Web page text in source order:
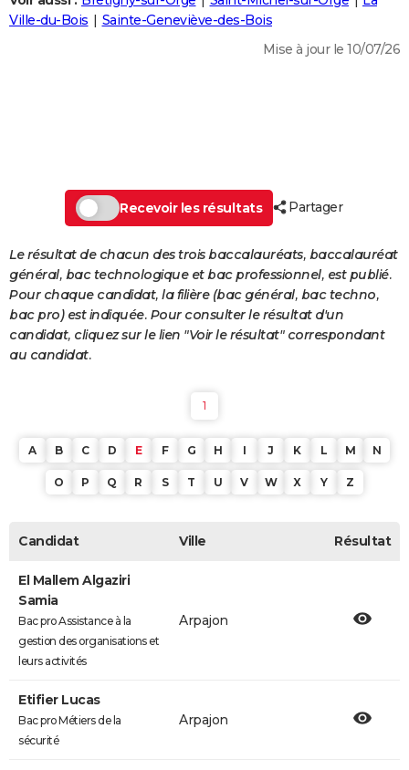
Destinations
City break
Voyage nature
Voyage de noces
Forum
Climat
+
PHOTO
Dictionnaire
PROGRAMME TV
S'inscrire
Se connecter
Lycées
Collèges
Primaires
Universités
Entreprises
Service militaire
Avis de recherche
AVIS DE DÉCÈS
FORUM
Bricolage
Lifestyle
Culture
Sport
Auto
Television
Voyage
Cinema
Ville-du-Bois
Sainte-Geneviève-des-Bois
Mise à jour le 10/07/26
Recevoir les résultats Partager
Le résultat de chacun des trois baccalauréats, baccalauréat
général, bac technologique et bac professionnel, est publié.
Pour chaque candidat, la filière (bac général, bac techno,
bac pro) est indiquée. Pour consulter le résultat d'un
candidat, cliquez sur le lien "Voir le résultat" correspondant
au candidat.
1
A B C D E F G H I J K L M N
O P Q R S T U V W X Y Z
Candidat Ville Résultat
El Mallem Algaziri
Samia
Bac pro Assistance à la
gestion des organisations et
leurs activités
Arpajon
Etifier Lucas
Bac pro Métiers de la
sécurité
Arpajon